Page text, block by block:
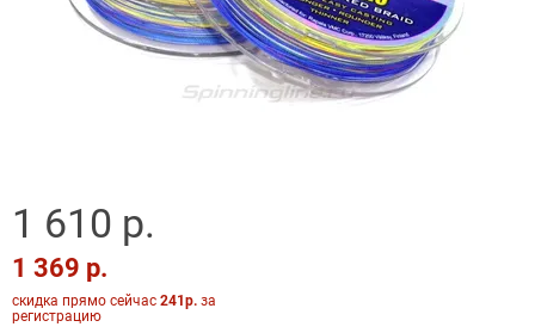
1 610 р.
1 369 р.
скидка прямо сейчас 241р. за
регистрацию